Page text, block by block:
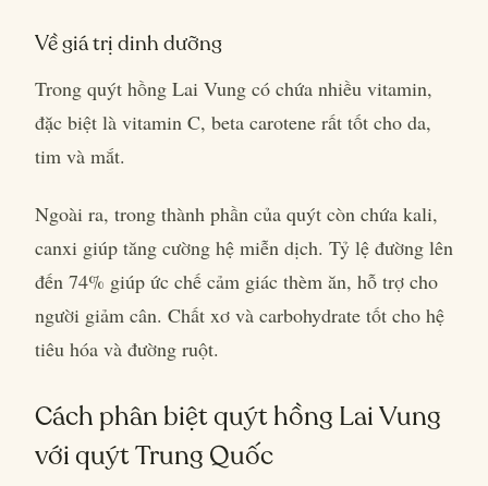
Về giá trị dinh dưỡng
Trong quýt hồng Lai Vung có chứa nhiều vitamin,
đặc biệt là vitamin C, beta carotene rất tốt cho da,
tim và mắt.
Ngoài ra, trong thành phần của quýt còn chứa kali,
canxi giúp tăng cường hệ miễn dịch. Tỷ lệ đường lên
đến 74% giúp ức chế cảm giác thèm ăn, hỗ trợ cho
người giảm cân. Chất xơ và carbohydrate tốt cho hệ
tiêu hóa và đường ruột.
Cách phân biệt quýt hồng Lai Vung
với quýt Trung Quốc